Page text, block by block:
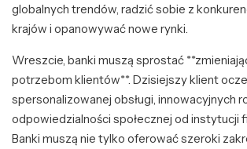
globalnych trendów, radzić sobie z
krajów i opanowywać nowe rynki.
Wreszcie, banki muszą sprostać
potrzebom klientów**. Dzisiejszy klient
spersonalizowanej obsługi, innowacyjnych
odpowiedzialności społecznej od instytucji
Banki muszą nie tylko oferować szeroki